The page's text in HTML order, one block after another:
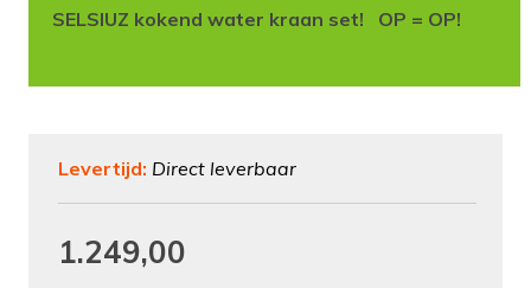
SELSIUZ kokend water kraan set! OP = OP!
Levertijd: Direct leverbaar
1.249,00